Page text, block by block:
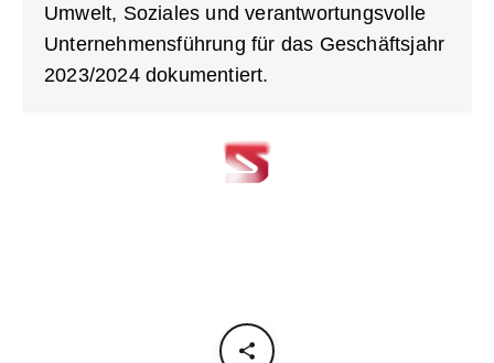
Umwelt, Soziales und verantwortungsvolle
Unternehmensführung für das Geschäftsjahr
2023/2024 dokumentiert.